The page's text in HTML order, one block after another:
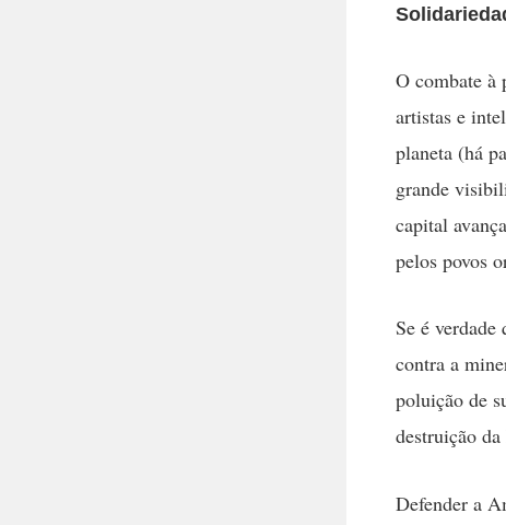
O combate à
artistas e
planeta (há
grande
capital
pelos povos
Se é
contra a
poluição de
destruição
Defender a